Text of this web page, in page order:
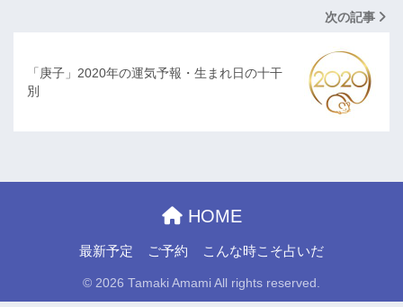
次の記事
「庚子」2020年の運気予報・生まれ日の十干
別
HOME
最新予定 ご予約 こんな時こそ占いだ
© 2026 Tamaki Amami All rights reserved.